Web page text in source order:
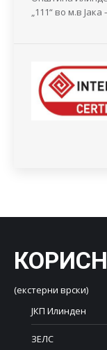
„111“ во м.в
(екстерни врски)
ЈКП Илинден
ЗЕЛС